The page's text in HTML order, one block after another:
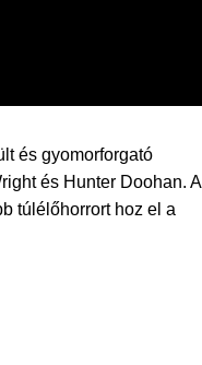
és gyomorforgató
és Hunter Doohan. A
túlélőhorrort hoz el a